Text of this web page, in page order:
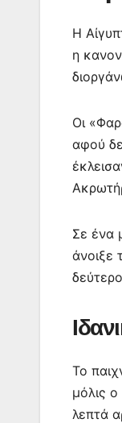
k
Η
η
Οι
αφού
Σε ένα
άνοιξε
Το
μόλις
λεπτά